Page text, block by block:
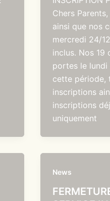
Chers
ainsi que nos
mercredi 24/
inclus. Nos 19
portes le
cette période,
inscriptions
inscriptions
uniquement
News